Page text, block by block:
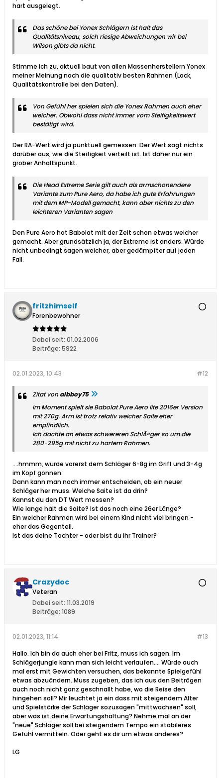
hart ausgelegt.
Das schöne bei Yonex Schlägern ist halt das
Qualitätsniveau, solch riesige Abweichungen wir bei
Wilson gibts da nicht.
Stimme ich zu, aktuell baut von allen Massenherstellern Yonex
meiner Meinung nach die qualitativ besten Rahmen (Lack,
Qualitätskontrolle bei den Daten).
Von Gefühl her spielen sich die Yonex Rahmen auch eher
weicher. Obwohl dass nicht immer vom Steifigkeitswert
bestätigt wird.
Der RA-Wert wird ja punktuell gemessen. Der Wert sagt nichts
darüber aus, wie die Steifigkeit verteilt ist. Ist daher nur ein
grober Anhaltspunkt.
Die Head Extreme Serie gilt auch als armschonendere
Variante zum Pure Aero, da habe ich gute Erfahrungen
mit dem MP-Modell gemacht, kann aber nichts zu den
leichteren Varianten sagen
Den Pure Aero hat Babolat mit der Zeit schon etwas weicher
gemacht. Aber grundsätzlich ja, der Extreme ist anders. Würde
nicht unbedingt sagen weicher, aber gedämpfter auf jeden
Fall.
fritzhimself
Forenbewohner
Dabei seit: 01.02.2006
Beiträge: 5922
#12
02.01.2023, 10:43
Zitat von albboy75
Im Moment spielt sie Babolat Pure Aero lite 2016er Version
mit 270g. Arm ist trotz relativ weicher Saite eher
empfindlich.
Ich dachte an etwas schwereren SchlÃ¤ger so um die
280-295g mit nicht zu hartem Rahmen.
....hmmm, würde vorerst dem Schläger 6-8g im Griff und 3-4g
im Kopf gönnen.
Dann kann man noch immer entscheiden, ob ein neuer
Schläger her muss. Welche Saite ist da drin?
Kannst du den DT Wert messen?
Wie lange hält die Saite? Ist das noch eine 26er Länge?
Ein weicher Rahmen wird bei einem Kind nicht viel bringen -
eher das Gegenteil.
Ist das deine Tochter - oder bist du ihr Trainer?
Crazydoc
Veteran
Dabei seit: 11.03.2019
Beiträge: 1089
#13
02.01.2023, 11:14
Hallo. Ich bin da auch eher bei Fritz, muss ich sagen. Im
Schlägerjungle kann man sich leicht verlaufen.... Würde auch
mal erst mit Gewichten versuchen, das bekannte Spielgefühl
etwas abzuändern. Muss zugeben, das ich aus den Beiträgen
auch noch nicht ganz geschnallt habe, wo die Reise den
hingehen soll? Mir leuchtet ja ein dass mit steigendem Alter
und Spielstärke der Schläger sozusagen "mittwachsen" soll,
aber was ist deine Erwartungshaltung? Nehme mal an der
"neue" Schläger soll bei steigendem Tempo ein stabileres
Gefühl vermitteln. Oder geht es dir um etwas anderes?
LG